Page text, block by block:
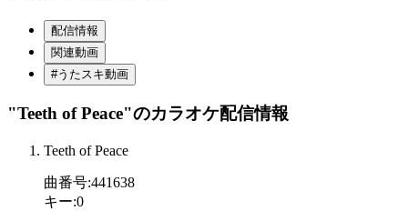
配信情報
関連動画
#うたスキ動画
"Teeth of Peace"のカラオケ配信情報
Teeth of Peace
曲番号:441638
キー:0